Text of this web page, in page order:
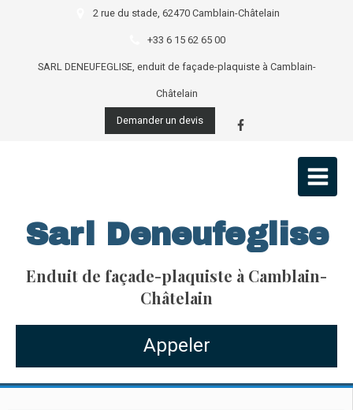
2 rue du stade, 62470 Camblain-Châtelain
+33 6 15 62 65 00
SARL DENEUFEGLISE, enduit de façade-plaquiste à Camblain-
Châtelain
Demander un devis
Sarl Deneufeglise
Enduit de façade-plaquiste à Camblain-
Châtelain
Appeler